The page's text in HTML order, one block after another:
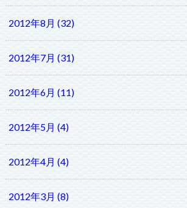
2012年8月 (32)
2012年7月 (31)
2012年6月 (11)
2012年5月 (4)
2012年4月 (4)
2012年3月 (8)